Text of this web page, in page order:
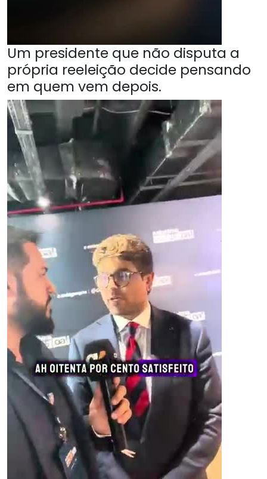
Um presidente que não disputa a
própria reeleição decide pensando
em quem vem depois.